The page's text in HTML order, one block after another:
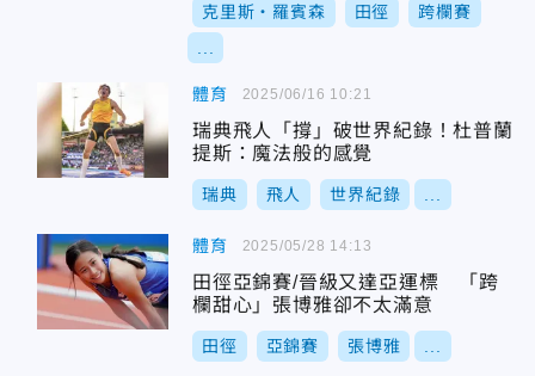
克里斯・羅賓森 田徑 跨欄賽
體育
瑞典飛人「撐」破世界紀錄！杜普蘭
提斯：魔法般的感覺
瑞典 飛人 世界紀錄
2025/06/16 10:21
體育
田徑亞錦賽/晉級又達亞運標 「跨
欄甜心」張博雅卻不太滿意
田徑 亞錦賽 張博雅
2025/05/28 14:13